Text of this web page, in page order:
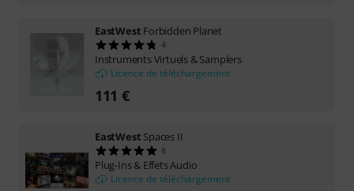
EastWest Forbidden Planet
4
Instruments Virtuels & Samplers
Licence de téléchargement
111 €
EastWest Spaces II
8
Plug-Ins & Effets Audio
Licence de téléchargement